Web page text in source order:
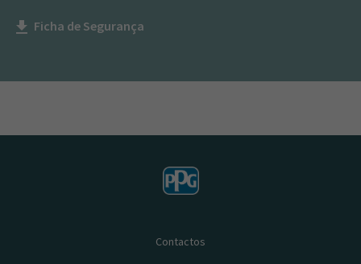
get_app Ficha de Segurança
Contactos